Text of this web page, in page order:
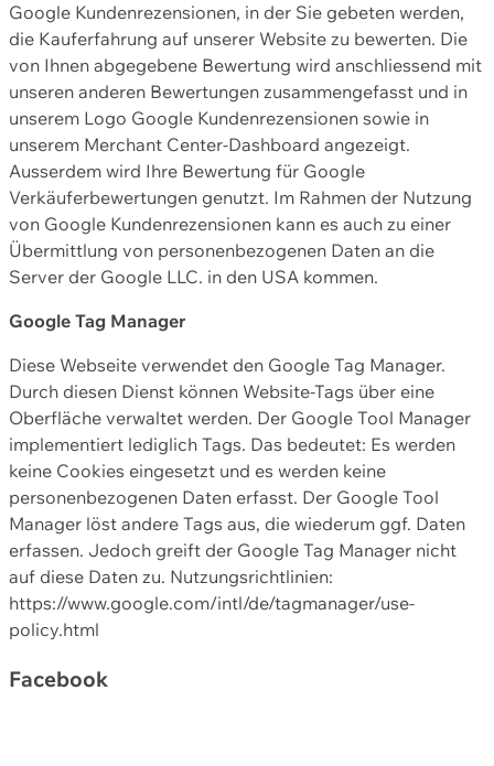
Google Kundenrezensionen, in der Sie gebeten werden,
die Kauferfahrung auf unserer Website zu bewerten. Die
von Ihnen abgegebene Bewertung wird anschliessend mit
unseren anderen Bewertungen zusammengefasst und in
unserem Logo Google Kundenrezensionen sowie in
unserem Merchant Center-Dashboard angezeigt.
Ausserdem wird Ihre Bewertung für Google
Verkäuferbewertungen genutzt. Im Rahmen der Nutzung
von Google Kundenrezensionen kann es auch zu einer
Übermittlung von personenbezogenen Daten an die
Server der Google LLC. in den USA kommen.
Google Tag Manager
Diese Webseite verwendet den Google Tag Manager.
Durch diesen Dienst können Website-Tags über eine
Oberfläche verwaltet werden. Der Google Tool Manager
implementiert lediglich Tags. Das bedeutet: Es werden
keine Cookies eingesetzt und es werden keine
personenbezogenen Daten erfasst. Der Google Tool
Manager löst andere Tags aus, die wiederum ggf. Daten
erfassen. Jedoch greift der Google Tag Manager nicht
auf diese Daten zu. Nutzungsrichtlinien:
https://www.google.com/intl/de/tagmanager/use-
policy.html
Facebook